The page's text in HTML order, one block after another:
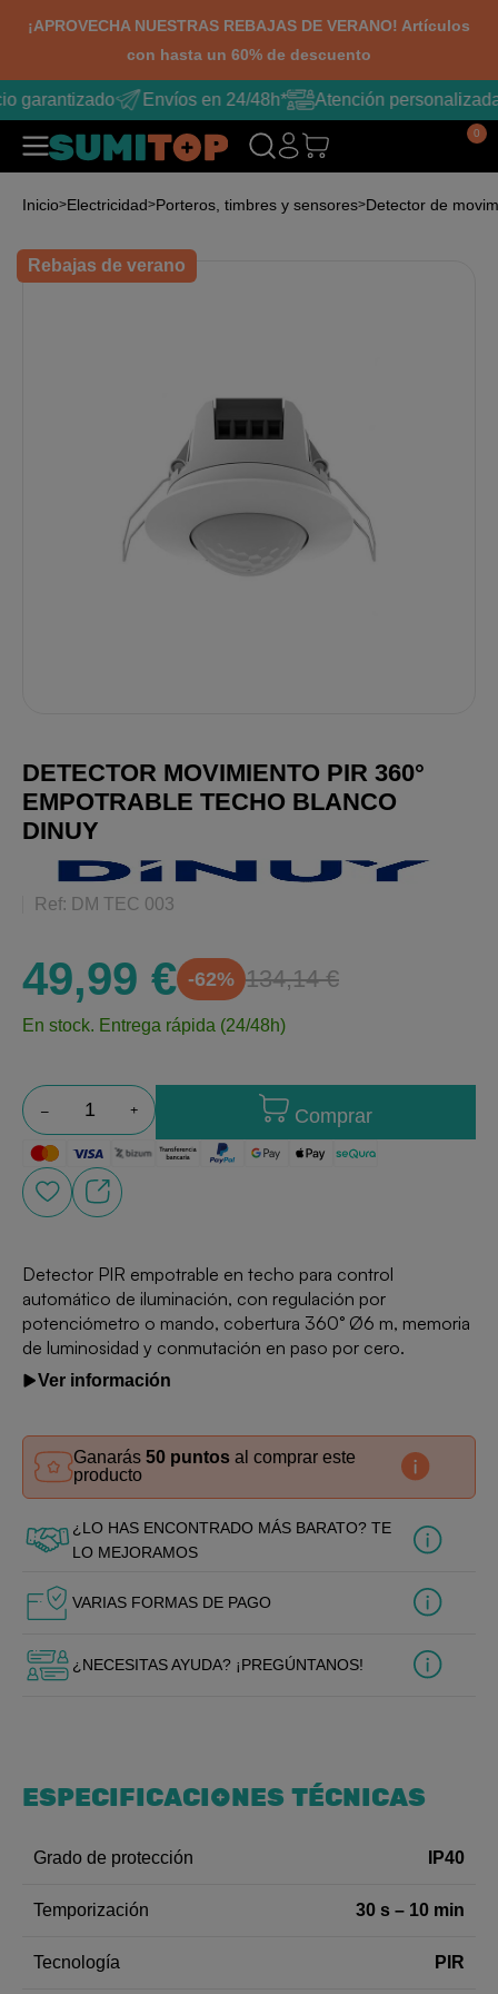
¡APROVECHA NUESTRAS REBAJAS DE VERANO! Artículos
con hasta un 60% de descuento
garantizado Envíos en 24/48h* Atención personalizada
0
Inicio Electricidad Porteros, timbres y sensores Detector de
Rebajas de verano
DETECTOR MOVIMIENTO PIR 360°
EMPOTRABLE TECHO BLANCO
DINUY
Ref: DM TEC 003
49,99 € -62% 134,14 €
En stock. Entrega rápida (24/48h)
Comprar
Detector PIR empotrable en techo para control
automático de iluminación, con regulación por
potenciómetro o mando, cobertura 360° Ø6 m, memoria
de luminosidad y conmutación en paso por cero.
Ver información
Ganarás 50 puntos al comprar este
producto
¿LO HAS ENCONTRADO MÁS BARATO? TE
LO MEJORAMOS
VARIAS FORMAS DE PAGO
¿NECESITAS AYUDA? ¡PREGÚNTANOS!
ESPECIFICACIONES TÉCNICAS
Grado de protección IP40
Temporización 30 s – 10 min
Tecnología PIR